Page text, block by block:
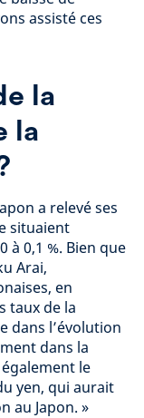
assisté ces
la
la
a relevé ses
situaient
0,1 %. Bien que
Arai,
en
taux de la
dans l’évolution
dans la
le
yen, qui aurait
au Japon. »